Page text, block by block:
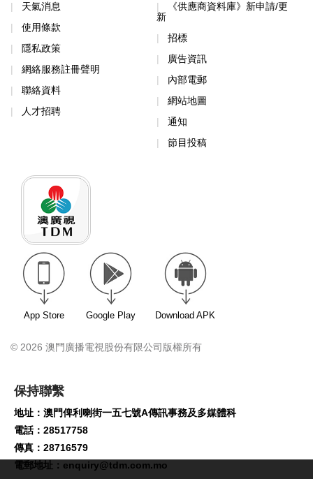
天氣消息
使用條款
隱私政策
網絡服務註冊聲明
聯絡資料
人才招聘
《供應商資料庫》新申請/更
新
招標
廣告資訊
內部電郵
網站地圖
通知
節目投稿
App Store Google Play Download APK
© 2026 澳門廣播電視股份有限公司版權所有
保持聯繫
地址：澳門俾利喇街一五七號A傳訊事務及多媒體科
電話：28517758
傳真：28716579
電郵地址： enquiry@tdm.com.mo